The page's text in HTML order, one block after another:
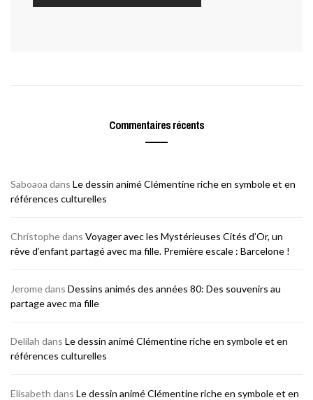
Commentaires récents
Saboaoa dans Le dessin animé Clémentine riche en symbole et en
références culturelles
Christophedans Voyager avec les Mystérieuses Cités d’Or, un
rêve d’enfant partagé avec ma fille. Première escale : Barcelone !
Jeromedans Dessins animés des années 80: Des souvenirs au
partage avec ma fille
Delilah dans Le dessin animé Clémentine riche en symbole et en
références culturelles
Elisabeth dans Le dessin animé Clémentine riche en symbole et en